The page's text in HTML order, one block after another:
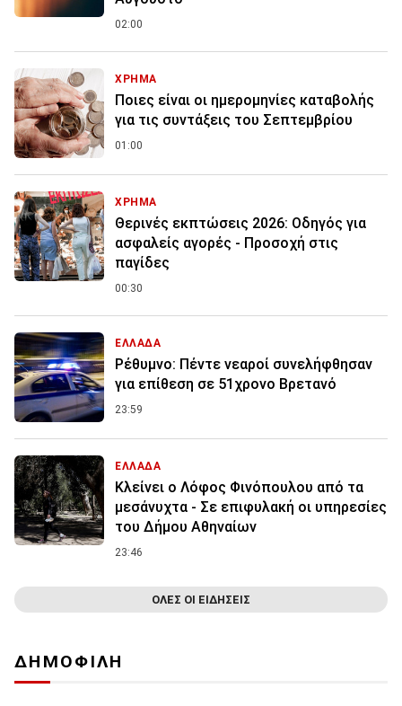
02:00
ΧΡΗΜΑ
Ποιες είναι οι ημερομηνίες καταβολής
για τις συντάξεις του Σεπτεμβρίου
01:00
ΧΡΗΜΑ
Θερινές εκπτώσεις 2026: Οδηγός για
ασφαλείς αγορές - Προσοχή στις
παγίδες
00:30
ΕΛΛΑΔΑ
Ρέθυμνο: Πέντε νεαροί συνελήφθησαν
για επίθεση σε 51χρονο Βρετανό
23:59
ΕΛΛΑΔΑ
Κλείνει ο Λόφος Φινόπουλου από τα
μεσάνυχτα - Σε επιφυλακή οι υπηρεσίες
του Δήμου Αθηναίων
23:46
ΟΛΕΣ ΟΙ ΕΙΔΗΣΕΙΣ
ΔΗΜΟΦΙΛΗ